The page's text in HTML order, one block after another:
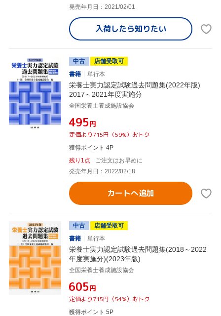
発売年月日：2021/02/01
入荷したら知りたい
中古
店舗受取可
書籍
単行本
栄養士実力認定試験過去問題集(2022年版)
2017～2021年度実施分
全国栄養士養成施設協会
¥495円
定価より715円（59%）おトク
獲得ポイント 4P
残り1点
ご注文はお早めに
発売年月日：2022/02/18
カートへ追加
中古
店舗受取可
書籍
単行本
栄養士実力認定試験過去問題集(2018～2022
年度実施分)(2023年版)
全国栄養士養成施設協会
¥605円
定価より715円（54%）おトク
獲得ポイント 5P